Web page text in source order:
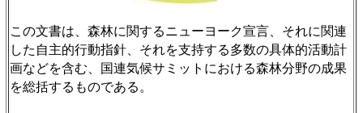
この文書は、森林に関するニューヨーク宣言、それに関連
した自主的行動指針、それを支持する多数の具体的活動計
画などを含む、国連気候サミットにおける森林分野の成果
を総括するものである。